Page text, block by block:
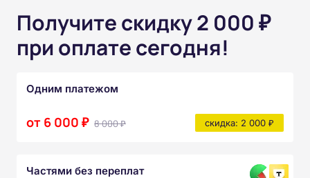
Получите скидку 2 000 ₽
при оплате сегодня!
Одним платежом
от 6 000 ₽ 8 000 ₽ скидка: 2 000 ₽
Частями без переплат